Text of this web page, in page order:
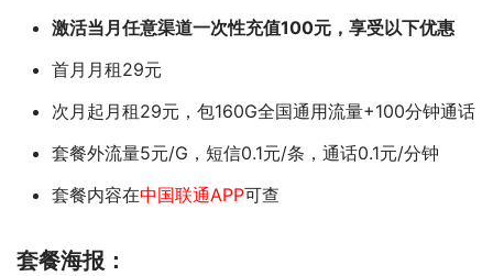
激活当月任意渠道一次性充值100元，享受以下优惠
首月月租29元
次月起月租29元，包160G全国通用流量+100分钟通话
套餐外流量5元/G，短信0.1元/条，通话0.1元/分钟
套餐内容在中国联通APP可查
套餐海报：